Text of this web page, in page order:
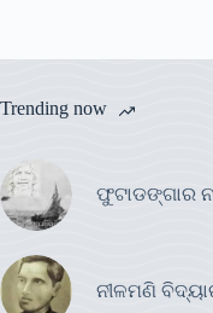
Trending now
ଫୁଟାଡଙ୍ଗାର
ନୀଳମଣି